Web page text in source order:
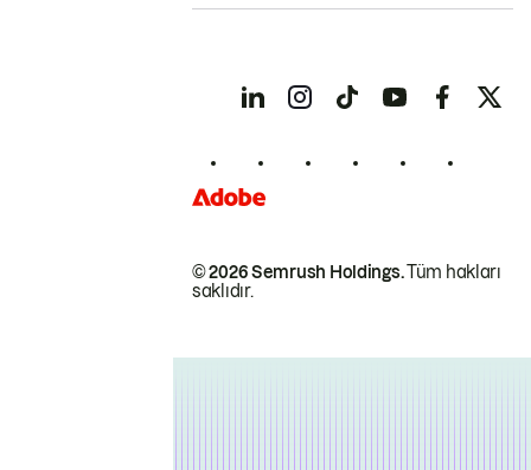
© 2026 Semrush Holdings.Tüm hakları
saklıdır.